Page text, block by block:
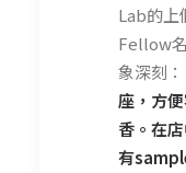
Lab的上
Fellow
象深刻
座，方
香。在
有